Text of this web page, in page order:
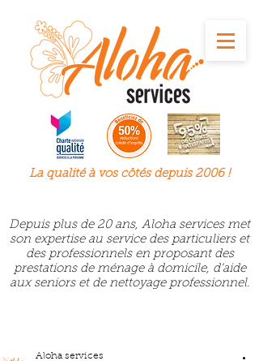
La qualité à voscôtés depuis 2006 !
Depuis plus de 20 ans, Aloha services met
son expertise au service des particuliers et
des professionnels en proposant des
prestations de ménage à domicile, d’aide
aux seniors et de nettoyage professionnel.
Aloha services